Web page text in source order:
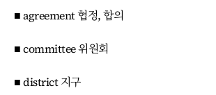
■ agreement 협정, 합의
■ committee 위원회
■ district 지구